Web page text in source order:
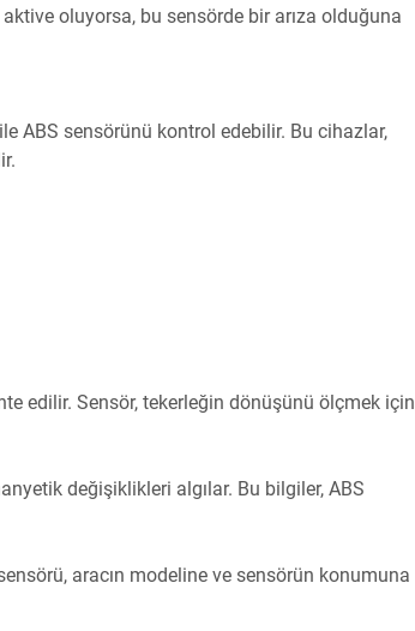
oluyorsa, bu sensörde bir arıza olduğuna
ABS sensörünü kontrol edebilir. Bu cihazlar,
edilir. Sensör, tekerleğin dönüşünü ölçmek için
değişiklikleri algılar. Bu bilgiler, ABS
aracın modeline ve sensörün konumuna